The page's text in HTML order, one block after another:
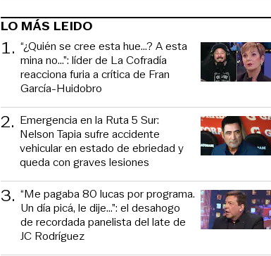
LO MÁS LEIDO
1. “¿Quién se cree esta hue...? A esta
mina no...”: líder de La Cofradía
reacciona furia a crítica de Fran
García-Huidobro
2. Emergencia en la Ruta 5 Sur:
Nelson Tapia sufre accidente
vehicular en estado de ebriedad y
queda con graves lesiones
3. “Me pagaba 80 lucas por programa.
Un día picá, le dije...”: el desahogo
de recordada panelista del late de
JC Rodríguez